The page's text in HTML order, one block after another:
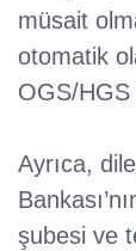
müsait
otomatik
OGS/HGS
Ayrıca,
şubesi ve